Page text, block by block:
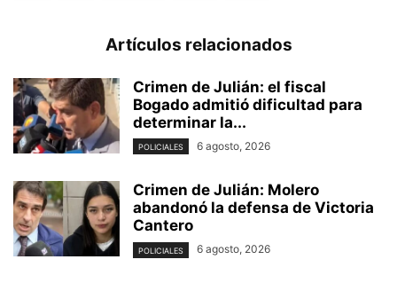
Artículos relacionados
Crimen de Julián: el fiscal
Bogado admitió dificultad para
determinar la...
POLICIALES 6 agosto, 2026
Crimen de Julián: Molero
abandonó la defensa de Victoria
Cantero
POLICIALES 6 agosto, 2026